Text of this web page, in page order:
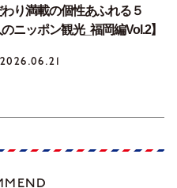
り満載の個性あふれる５
ニッポン観光_福岡編Vol.2】
2026.06.21